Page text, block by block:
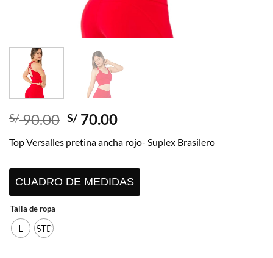
S/90.00 Original
was:
S/ 70.00Current
is:
Top Versalles pretina ancha rojo- Suplex Brasilero
CUADRO DE MEDIDAS
Talla de ropa
L STD